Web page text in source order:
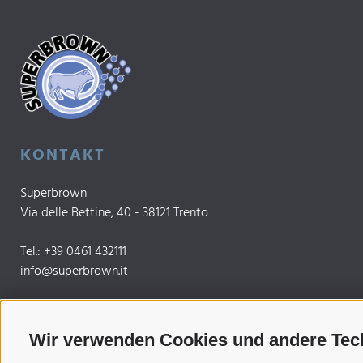
Wir verwenden Cookies und andere
KONTAKT
Superbrown
Via delle Bettine, 40 - 38121 Trento
Tel.: +39 0461 432111
info@superbrown.it